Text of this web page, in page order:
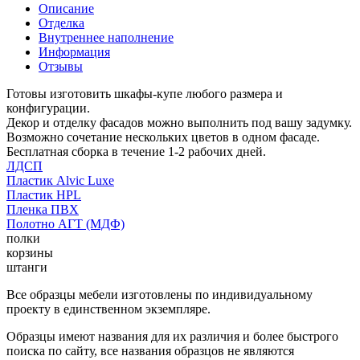
Описание
Отделка
Внутреннее наполнение
Информация
Отзывы
Готовы изготовить шкафы-купе любого размера и
конфигурации.
Декор и отделку фасадов можно выполнить под вашу задумку.
Возможно сочетание нескольких цветов в одном фасаде.
Бесплатная сборка в течение 1-2 рабочих дней.
ЛДСП
Пластик Alvic Luxe
Пластик HPL
Пленка ПВХ
Полотно АГТ (МДФ)
полки
корзины
штанги
Все образцы мебели изготовлены по индивидуальному
проекту в единственном экземпляре.
Образцы имеют названия для их различия и более быстрого
поиска по сайту, все названия образцов не являются